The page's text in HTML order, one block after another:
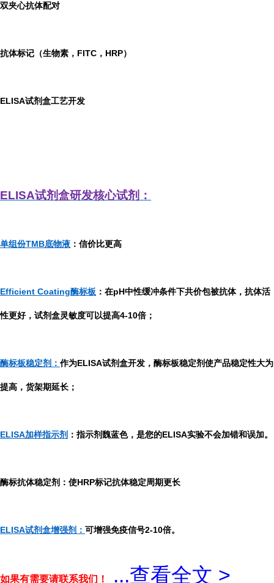
双夹心抗体配对
抗体标记（生物素，FITC，HRP）
ELISA试剂盒工艺开发
ELISA试剂盒研发核心试剂：
单组份TMB底物液 ：信价比更高
Efficient Coating酶标板 ：在pH中性缓冲条件下共价包被抗体，抗体活
性更好，试剂盒灵敏度可以提高4-10倍；
酶标板稳定剂： 作为ELISA试剂盒开发，酶标板稳定剂使产品稳定性大为
提高，货架期延长；
ELISA加样指示剂 ：指示剂魏蓝色，是您的ELISA实验不会加错和误加。
酶标抗体稳定剂：使HRP标记抗体稳定周期更长
ELISA试剂盒增强剂： 可增强免疫信号2-10倍。
如果有需要请联系我们！ ...查看全文 >